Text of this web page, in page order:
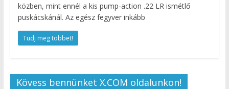
közben, mint ennél a kis pump-action .22 LR ismétlő
puskácskánál. Az egész fegyver inkább
Tudj meg többet!
Kövess bennünket X.COM oldalunkon!